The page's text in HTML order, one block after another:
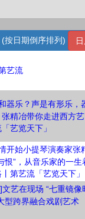
(按日期倒序排列)
艺流
器乐？声是有形乐，
精冶带你走进西方艺
艺览天下」
开始小提琴演奏家张
恨”，从音乐家的一生
第艺流「艺览天下」
艺在现场 “七重镜像
跨界融合戏剧艺术